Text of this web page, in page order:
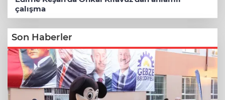
çalışma
Son Haberler